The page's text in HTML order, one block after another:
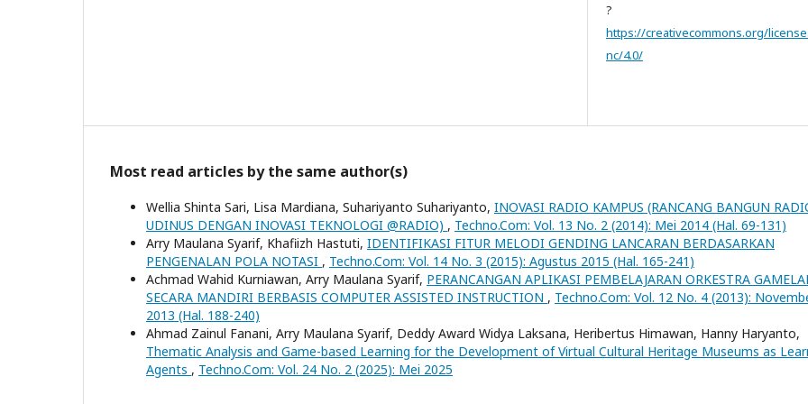
?
https://creativecommons.org/
nc/4.0/
Most read articles by the same author(s)
Wellia Shinta Sari, Lisa Mardiana, Suhariyanto Suhariyanto, INOVASI RADIO KAMPUS (RANCANG BANGUN
UDINUS DENGAN INOVASI TEKNOLOGI @RADIO) , Techno.Com: Vol. 13 No. 2 (2014): Mei 2014 (Hal. 69-131)
Arry Maulana Syarif, Khafiizh Hastuti, IDENTIFIKASI FITUR MELODI GENDING LANCARAN BERDASARKAN
PENGENALAN POLA NOTASI , Techno.Com: Vol. 14 No. 3 (2015): Agustus 2015 (Hal. 165-241)
Achmad Wahid Kurniawan, Arry Maulana Syarif, PERANCANGAN APLIKASI PEMBELAJARAN ORKESTRA
SECARA MANDIRI BERBASIS COMPUTER ASSISTED INSTRUCTION , Techno.Com: Vol. 12 No. 4 (2013):
2013 (Hal. 188-240)
Ahmad Zainul Fanani, Arry Maulana Syarif, Deddy Award Widya Laksana, Heribertus Himawan, Hanny Haryanto,
Thematic Analysis and Game-based Learning for the Development of Virtual Cultural Heritage Museums as
Agents , Techno.Com: Vol. 24 No. 2 (2025): Mei 2025